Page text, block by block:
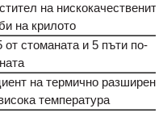
на нискокачествените
на крилото
от стоманата и 5 пъти по-
на термично
температура